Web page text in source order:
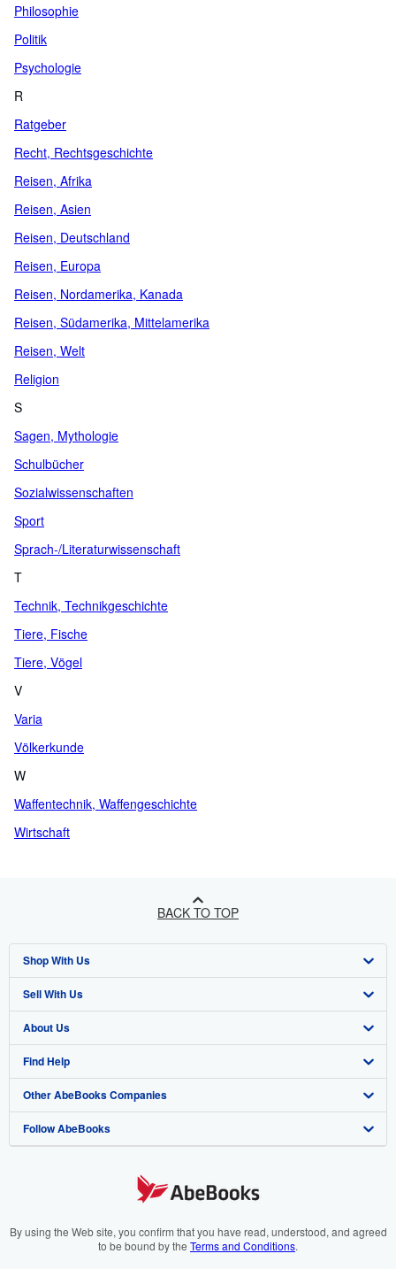
Philosophie
Politik
Psychologie
R
Ratgeber
Recht, Rechtsgeschichte
Reisen, Afrika
Reisen, Asien
Reisen, Deutschland
Reisen, Europa
Reisen, Nordamerika, Kanada
Reisen, Südamerika, Mittelamerika
Reisen, Welt
Religion
S
Sagen, Mythologie
Schulbücher
Sozialwissenschaften
Sport
Sprach-/Literaturwissenschaft
T
Technik, Technikgeschichte
Tiere, Fische
Tiere, Vögel
V
Varia
Völkerkunde
W
Waffentechnik, Waffengeschichte
Wirtschaft
BACK TO TOP
Shop With Us
Advanced Search
Browse Collections
My Account
My Orders
View Basket
Sell With Us
Start Selling
Join Our Affiliate Programme
Book Buyback
Refer a seller
About Us
About AbeBooks
Media
Careers
Cookies Notice
Find Help
Help
Customer Service
Other AbeBooks Companies
AbeBooks.com
AbeBooks.it
Follow AbeBooks
By using the Web site, you confirm that you have read, understood, and agreed
to be bound by the Terms and Conditions.